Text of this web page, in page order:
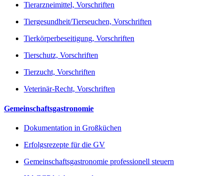
Tierarzneimittel, Vorschriften
Tiergesundheit/Tierseuchen, Vorschriften
Tierkörperbeseitigung, Vorschriften
Tierschutz, Vorschriften
Tierzucht, Vorschriften
Veterinär-Recht, Vorschriften
Gemeinschaftsgastronomie
Dokumentation in Großküchen
Erfolgsrezepte für die GV
Gemeinschaftsgastronomie professionell steuern